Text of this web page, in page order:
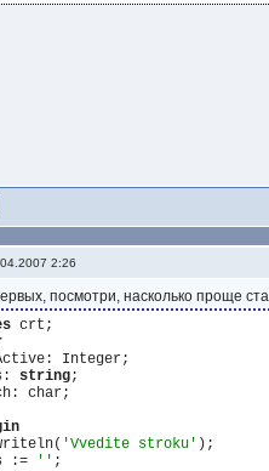
2:26
посмотри, насколько проще
Integer;
string;
char;
'Vvedite stroku' );
:=
'' ;